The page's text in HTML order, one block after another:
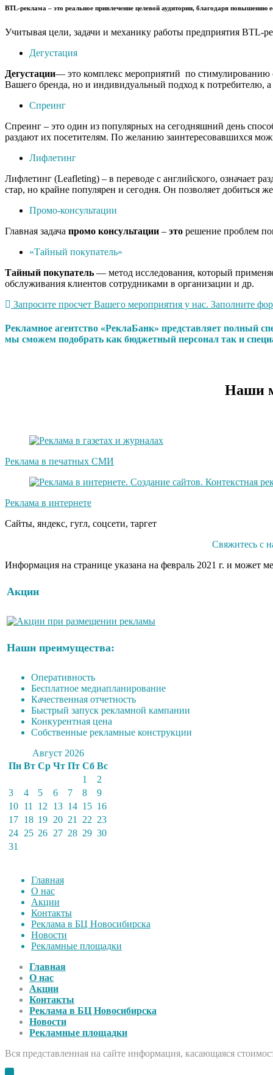
BTL-реклама – это реальное привлечение целевой аудитории, благодаря
Учитывая цели, задачи и механику работы предприятия BTL-
Дегустация
Дегустации— это комплекс мероприятий по стимулированию
Вашего бренда, но и индивидуальный подход к потребителю, а
Спреинг
Спреинг – это один из популярных на сегодняшний день
раздают их посетителям. По желанию заинтересовавшихся
Лифлетинг
Лифлетинг (Leafleting) – в переводе с английского, означает
стар, но крайне популярен и сегодня. Он позволяет добиться
Промо-консультации
Главная задача промо консультации – это решение проблем
«Тайный покупатель»
Тайный покупатель — метод исследования, который
обслуживания клиентов сотрудниками в организации и др.
Запросите просчет Вашего мероприятия у нас. Заполните
Рекламное агентство «РеклаБанк» представляет
мы сможем подобрать как бюджетный персонал так и
Наши
Реклама в печатных СМИ
Реклама в интернете
Сайты, яндекс, гугл, соцсети, таргет
Свяжитесь с
Информация на странице указана на февраль 2021 г. и может
Акции
Наши преимущества:
Оперативность
Бесплатное медиапланирование
Качественная отчетность
Быстрый запуск рекламной кампании
Конкурентная цена
Собственные рекламные конструкции
Август 2026
Пн Вт Ср Чт Пт Сб Вс
1
2
3
4 5 6 7 8
9
10 11 12 13 14 15 16
17 18 19 20 21 22 23
24 25 26 27 28 29 30
31
Главная
О нас
Акции
Контакты
Реклама в БЦ Новосибирска
Новости
Рекламные площадки
Главная
О нас
Акции
Контакты
Реклама в БЦ Новосибирска
Новости
Рекламные площадки
Вся представленная на сайте информация, касающаяся